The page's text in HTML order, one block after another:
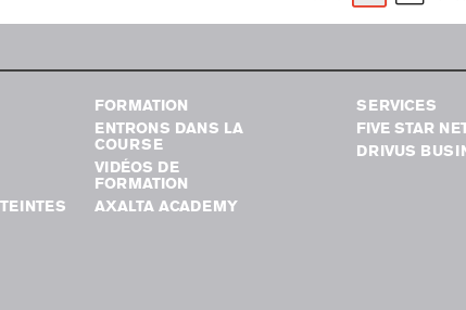
FORMATION
ENTRONS DANS LA
COURSE
VIDÉOS DE
FORMATION
AXALTA ACADEMY
SERVICES
FIVE STAR
DRIVUS